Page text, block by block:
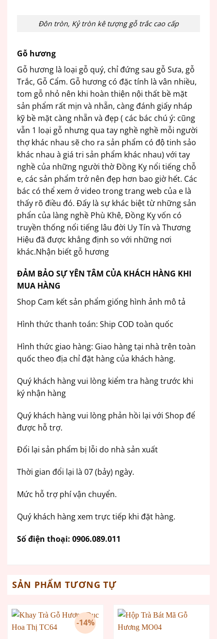
Đôn tròn, Kỷ tròn kê tượng gỗ trắc cao cấp
Gỗ hương
Gỗ hương là loại gỗ quý, chỉ đứng sau gỗ Sưa, gỗ
Trắc, Gỗ Cẩm. Gỗ hương có đặc tính là vân nhiều,
tom gỗ nhỏ nên khi hoàn thiện nội thất bề mặt
sản phẩm rất mịn và nhẵn, càng đánh giấy nháp
kỹ bề mặt càng nhẵn và đẹp ( các bác chú ý: cũng
vẫn 1 loại gỗ nhưng qua tay nghề nghề mỗi người
thợ khác nhau sẽ cho ra sản phẩm có độ tinh sảo
khác nhau à giá tri sản phẩm khác nhau) với tay
nghề của những người thờ Đồng Kỵ nổi tiếng chỗ
e, các sản phẩm trở nên đẹp hơn bao giờ hết. Các
bác có thể xem ở video trong trang web của e là
thấy rõ điều đó. Đấy là sự khác biệt từ những sản
phẩn của làng nghề Phù Khê, Đồng Kỵ vốn có
truyền thống nổi tiếng lâu đời Uy Tín và Thương
Hiệu đã được khẳng định so với những nơi
khác.Nhận biết gỗ hương
ĐẢM BẢO SỰ YÊN TÂM CỦA KHÁCH HÀNG KHI
MUA HÀNG
Shop Cam kết sản phẩm giống hình ảnh mô tả
Hình thức thanh toán: Ship COD toàn quốc
Hình thức giao hàng: Giao hàng tại nhà trên toàn
quốc theo địa chỉ đặt hàng của khách hàng.
Quý khách hàng vui lòng kiểm tra hàng trước khi
ký nhận hàng
Quý khách hàng vui lòng phản hồi lại với Shop để
được hỗ trợ.
Đổi lại sản phẩm bị lỗi do nhà sản xuất
Thời gian đổi lại là 07 (bảy) ngày.
Mức hỗ trợ phí vận chuyển.
Quý khách hàng xem trực tiếp khi đặt hàng.
Số điện thoại: 0906.089.011
SẢN PHẨM TƯƠNG TỰ
-14%